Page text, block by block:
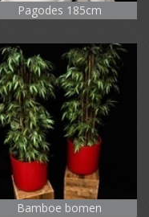
Pagodes 185cm
Bamboe bomen